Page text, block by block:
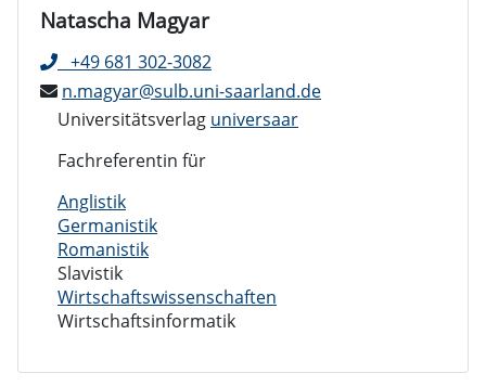
Natascha Magyar
+49 681 302-3082
n.magyar@sulb.uni-saarland.de
Universitätsverlag universaar
Fachreferentin für
Anglistik
Germanistik
Romanistik
Slavistik
Wirtschaftswissenschaften
Wirtschaftsinformatik